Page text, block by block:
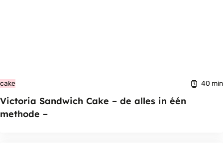
cake 40 min
Victoria Sandwich Cake – de alles in één
methode –